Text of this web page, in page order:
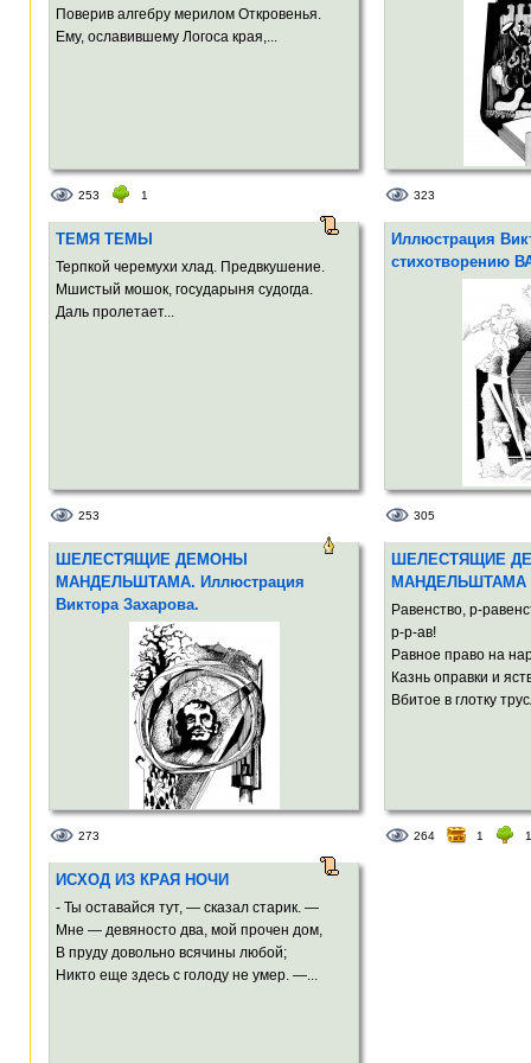
Поверив алгебру мерилом Откровенья.
Ему, ославившему Логоса края,...
253 1 323
ТЕМЯ ТЕМЫ
Терпкой черемухи хлад. Предвкушение.
Мшистый мошок, государыня судогда.
Даль пролетает...
253
Иллюстрация
стихотворению
305
ШЕЛЕСТЯЩИЕ ДЕМОНЫ
МАНДЕЛЬШТАМА. Иллюстрация
Виктора Захарова.
273
ШЕЛЕСТЯЩИЕ
МАНДЕЛЬШТАМА
Равенство, р-
р-р-ав!
Равное право на
Казнь оправки и
Вбитое в глотку
264 1 1
ИСХОД ИЗ КРАЯ НОЧИ
- Ты оставайся тут, — сказал старик. —
Мне — девяносто два, мой прочен дом,
В пруду довольно всячины любой;
Никто еще здесь с голоду не умер. —...